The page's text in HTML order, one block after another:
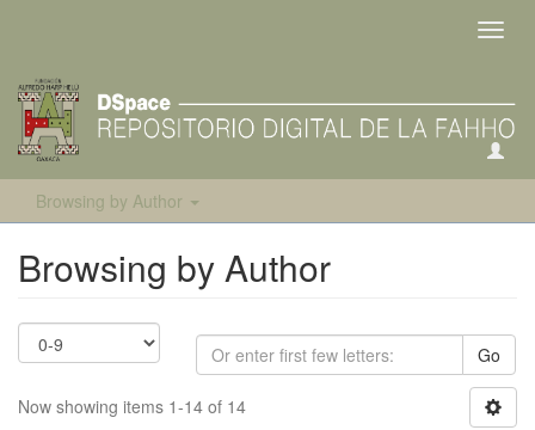
Browsing by Author
Browsing by Author
Go
Now showing items 1-14 of 14